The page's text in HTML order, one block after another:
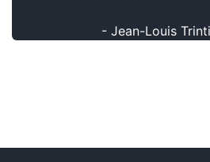
- Jean-Louis